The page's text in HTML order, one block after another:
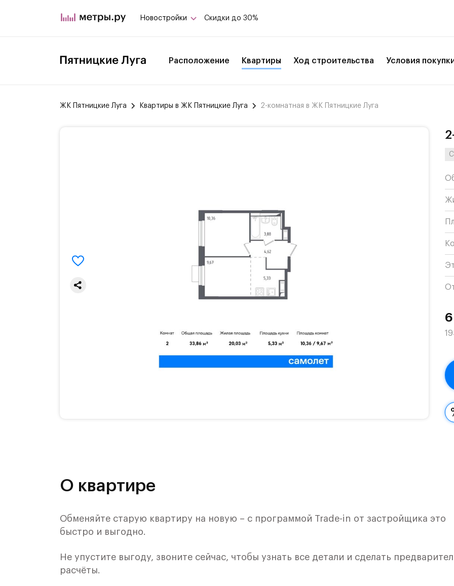
Новостройки Скидки до 30%
Расположение Квартиры Ход строительства Условия
ЖК Пятницкие Луга Квартиры в ЖК Пятницкие Луга 2-комнатная в ЖК Пятницкие Луга
О квартире
Обменяйте старую квартиру на новую – с программой Trade-in от застройщика это
быстро и выгодно.
Не упустите выгоду, звоните сейчас, чтобы узнать все детали и сделать
расчёты.